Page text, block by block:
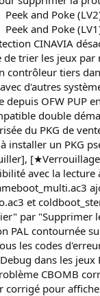
Peek and Poke
Peek and Poke
CINAVIA
de trier les jeux par
contrôleur tiers
d'autres
depuis OFW PUP
double
du PKG de
installer un PKG
avec la lecture
et
par "Supprimer
PAL contournée
les codes
dans les jeux
CBOMB
corrigé pour